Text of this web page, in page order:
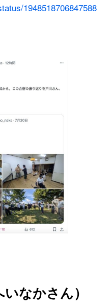
1948518706847588
なかさん）